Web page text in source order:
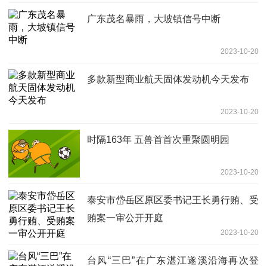
广东茂名暴雨，大坡镇信号中断
2023-10-20
多款新型商业航天固体发动机今天发布
2023-10-20
时隔163年 五兽首首次重聚圆明园
2023-10-20
泰安市岱岳区原区委书记王长勇行贿、受
贿案一审公开开庭
2023-10-20
台风“三巴”在广东湛江遂溪沿海再次登